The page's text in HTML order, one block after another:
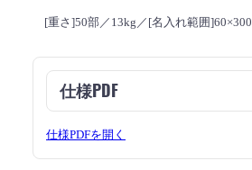
[重さ]50部／13kg／[名入れ範囲]60×300
仕様PDF
仕様PDFを開く